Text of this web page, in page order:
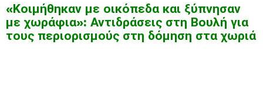
«Κοιμήθηκαν με οικόπεδα και ξύπνησαν
με χωράφια»: Αντιδράσεις στη Βουλή για
τους περιορισμούς στη δόμηση στα χωριά